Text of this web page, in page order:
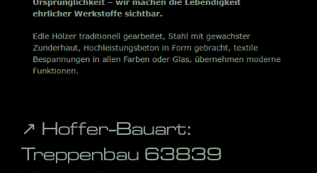
↗️ Hoffer-Bauart:
Treppenbau 63839